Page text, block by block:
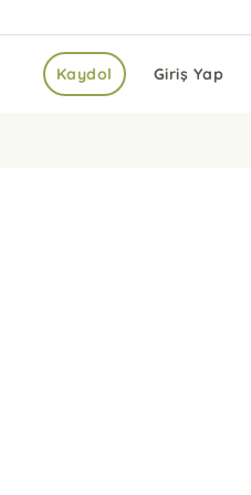
Giriş Yap
Kaydol